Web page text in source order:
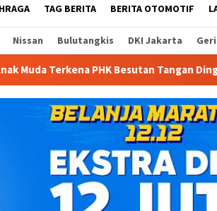
TAG BERITA BERITA OTOMOTIF
Nissan Bulutangkis DKI Jakarta
Dingin Naya Anindita Anggota